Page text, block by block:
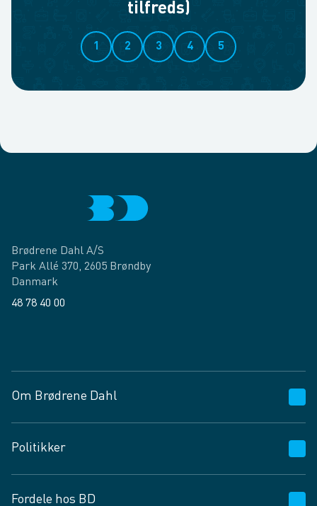
tilfreds)
1 2 3 4 5
Brødrene Dahl A/S
Park Allé 370, 2605 Brøndby
Danmark
48 78 40 00
Om Brødrene Dahl
Vagttelefon 30 10 89 89
Spørgsmål og svar
Job og karriere
Politikker
Fordele hos BD